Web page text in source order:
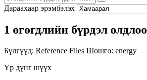
Дараахаар эрэмбэлэх
1 өгөгдлийн бүрдэл олдлоо
Бүлгүүд: Reference Files Шошго: energy
Үр дүнг шүүх